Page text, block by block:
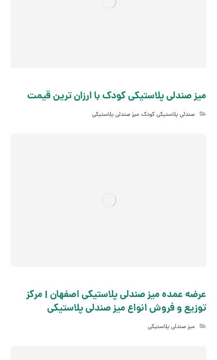
میز صندلی پلاستیکی کودک با ارزان ترین قیمت
صندلی پلاستیکی کودک,میز صندلی پلاستیکی
عرضه عمده میز صندلی پلاستیکی اصفهان | مرکز
توزیع و فروش انواع میز صندلی پلاستیکی
میز صندلی پلاستیکی